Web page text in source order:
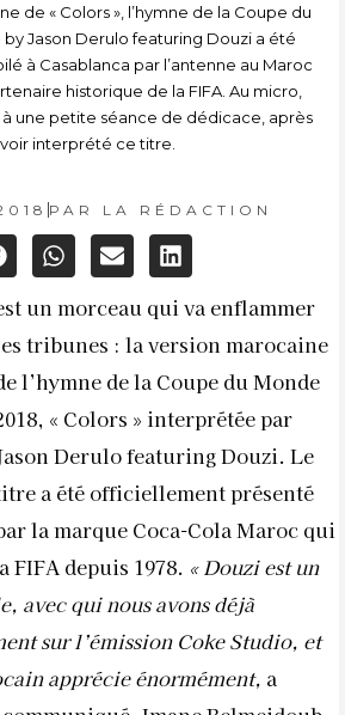
de « Colors », l’hymne de la Coupe du
by Jason Derulo featuring Douzi a été
à Casablanca par l’antenne au Maroc
historique de la FIFA. Au micro,
à une petite séance de dédicace, après
interprété ce titre.
PAR LA RÉDACTION
un morceau qui va enflammer
tribunes : la version marocaine
l’hymne de la Coupe du Monde
« Colors » interprétée par
Derulo featuring Douzi. Le
a été officiellement présenté
la marque Coca-Cola Maroc qui
FIFA depuis 1978. « Douzi est un
avec qui nous avons déjà
sur l’émission Coke Studio, et
apprécie énormément, a